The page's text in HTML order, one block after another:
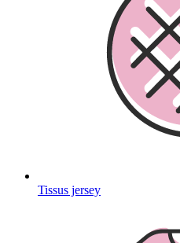
Tissus jersey